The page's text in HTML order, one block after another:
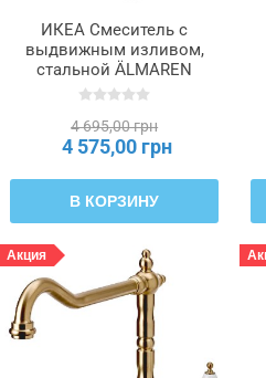
ИКЕА Смеситель с
выдвижным изливом,
стальной ÄLMAREN
ЭЛМАРЕН, 803.416.46
4 695,00 грн
4 575,00 грн
В КОРЗИНУ
Акция